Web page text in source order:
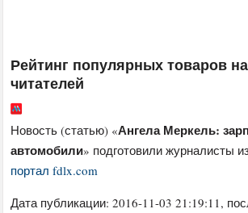
Рейтинг популярных товаров
читателей
Новость (статью) «Ангела Меркель:
автомобили» подготовили журналисты
портал fdlx.com
Дата публикации:2016-11-03 21:19:11 ,